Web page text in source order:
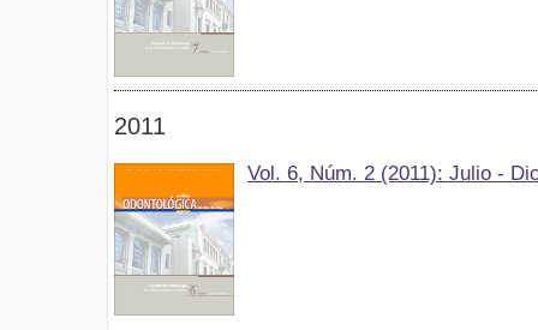
2011
Vol. 6, Núm. 2 (2011): Julio -